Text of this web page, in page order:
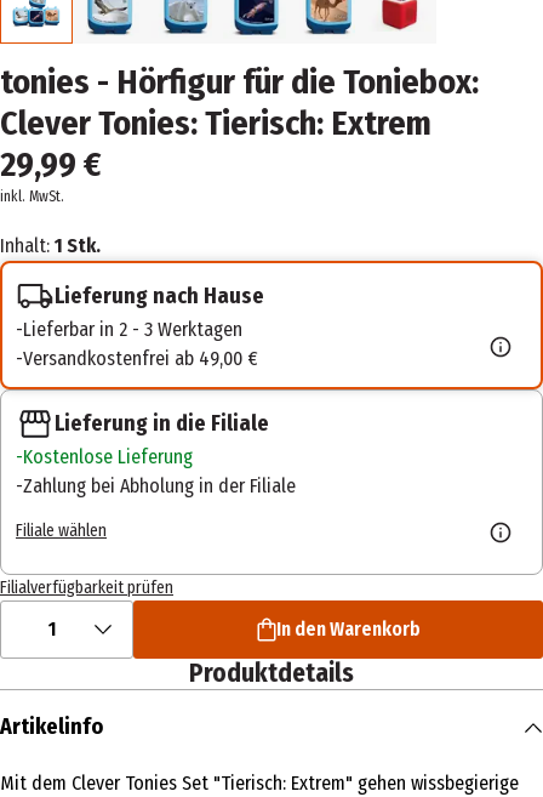
tonies - Hörfigur für die Toniebox:
Clever Tonies: Tierisch: Extrem
29,99 €
inkl. MwSt.
Inhalt: 1 Stk.
Lieferung nach Hause
Lieferbar in 2 - 3 Werktagen
Versandkostenfrei ab 49,00 €
Lieferung in die Filiale
Kostenlose Lieferung
Zahlung bei Abholung in der Filiale
Filiale wählen
Filialverfügbarkeit prüfen
1 In den Warenkorb
Produktdetails
Artikelinfo
Mit dem Clever Tonies Set "Tierisch: Extrem" gehen wissbegierige